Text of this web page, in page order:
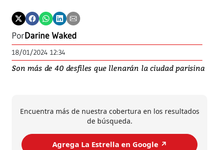
PorDarine Waked
18/01/2024 12:34
Son más de 40 desfiles que llenarán la ciudad parisina
Encuentra más de nuestra cobertura en los resultados
de búsqueda.
Agrega La Estrella en Google ↗️